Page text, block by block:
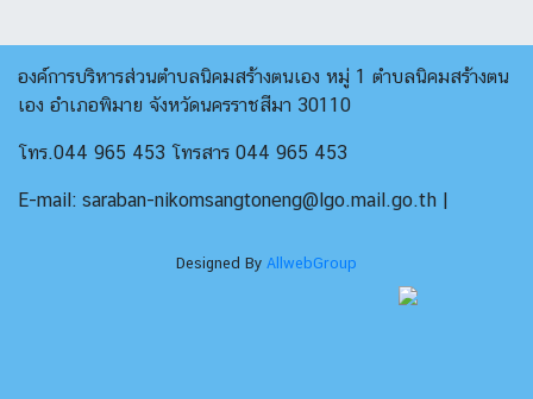
องค์การบริหารส่วนตำบลนิคมสร้างตนเอง หมู่ 1 ตำบลนิคมสร้างตน
เอง อำเภอพิมาย จังหวัดนครราชสีมา 30110
โทร.044 965 453 โทรสาร 044 965 453
E-mail: saraban-nikomsangtoneng@lgo.mail.go.th |
Designed By AllwebGroup